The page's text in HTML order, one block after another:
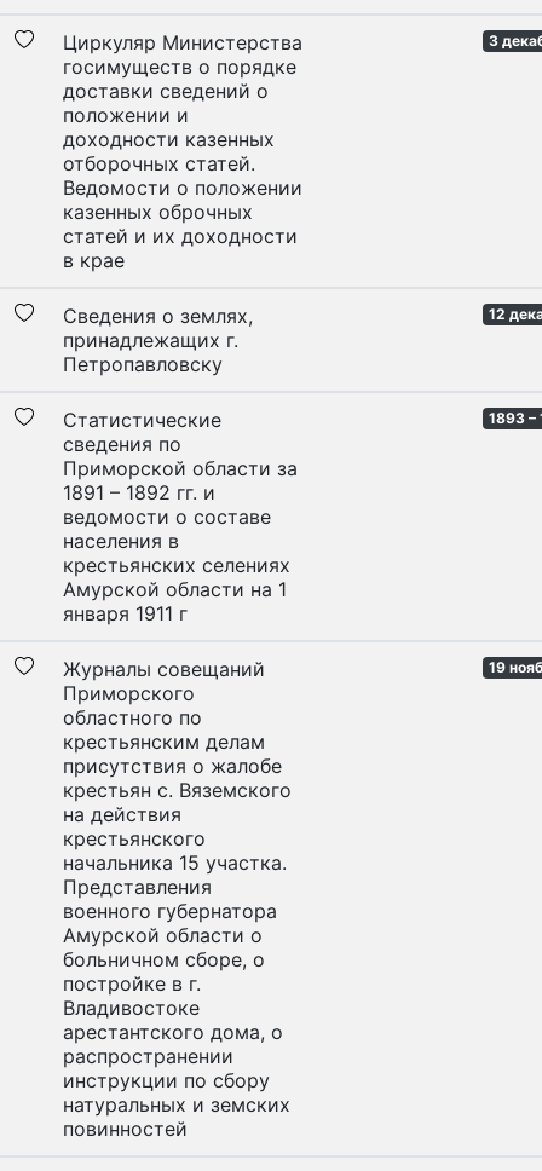
Циркуляр Министерства
госимуществ о порядке
доставки сведений о
положении и
доходности казенных
отборочных статей.
Ведомости о положении
казенных оброчных
статей и их доходности
в крае
3
Сведения о землях,
принадлежащих г.
Петропавловску
12
Статистические
сведения по
Приморской области за
1891 – 1892 гг. и
ведомости о составе
населения в
крестьянских селениях
Амурской области на 1
января 1911 г
1893 –
Журналы совещаний
Приморского
областного по
крестьянским делам
присутствия о жалобе
крестьян с. Вяземского
на действия
крестьянского
начальника 15 участка.
Представления
военного губернатора
Амурской области о
больничном сборе, о
постройке в г.
Владивостоке
арестантского дома, о
распространении
инструкции по сбору
натуральных и земских
повинностей
19